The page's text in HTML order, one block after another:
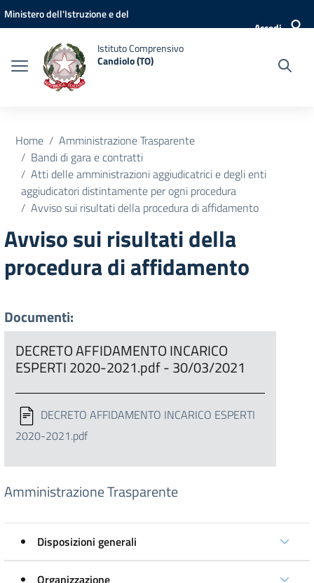
Vai ai contenuti
Vai al menu di navigazione
Vai al footer
Ministero dell'Istruzione e del
Accedi
Istituto Comprensivo
Candiolo (TO)
Home
Amministrazione Trasparente
Bandi di gara e contratti
Atti delle amministrazioni aggiudicatrici e degli enti
aggiudicatori distintamente per ogni procedura
Avviso sui risultati della procedura di affidamento
Avviso sui risultati della
procedura di affidamento
Documenti:
DECRETO AFFIDAMENTO INCARICO
ESPERTI 2020-2021.pdf - 30/03/2021
DECRETO AFFIDAMENTO INCARICO ESPERTI
2020-2021.pdf
Amministrazione Trasparente
Disposizioni generali
Organizzazione